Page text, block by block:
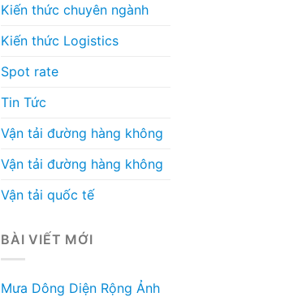
Kiến thức chuyên ngành
Kiến thức Logistics
Spot rate
Tin Tức
Vận tải đường hàng không
Vận tải đường hàng không
Vận tải quốc tế
BÀI VIẾT MỚI
Mưa Dông Diện Rộng Ảnh